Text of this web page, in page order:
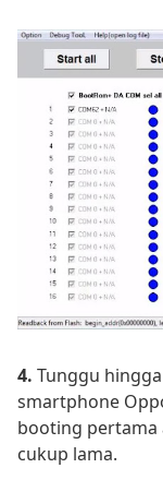
4. Tunggu
smartphone
booting pertama
cukup lama.